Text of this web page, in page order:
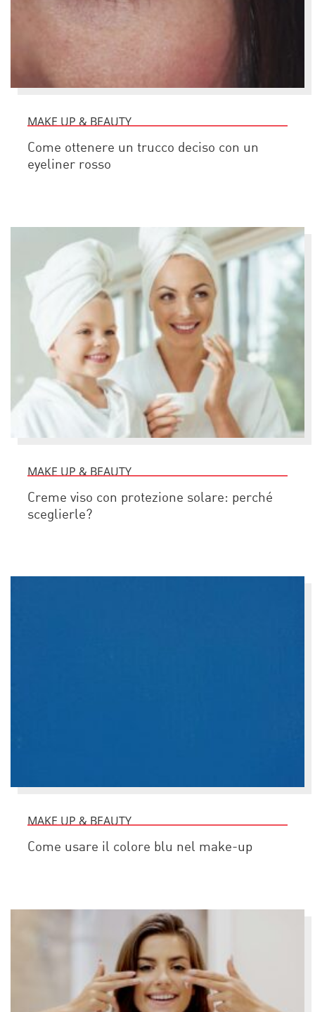
MAKE UP & BEAUTY
Come ottenere un trucco deciso con un
eyeliner rosso
MAKE UP & BEAUTY
Creme viso con protezione solare: perché
sceglierle?
MAKE UP & BEAUTY
Come usare il colore blu nel make-up